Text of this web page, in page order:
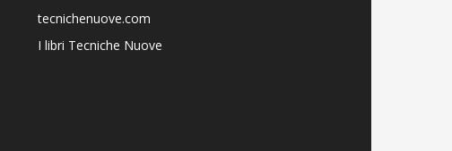
tecnichenuove.com
I libri Tecniche Nuove